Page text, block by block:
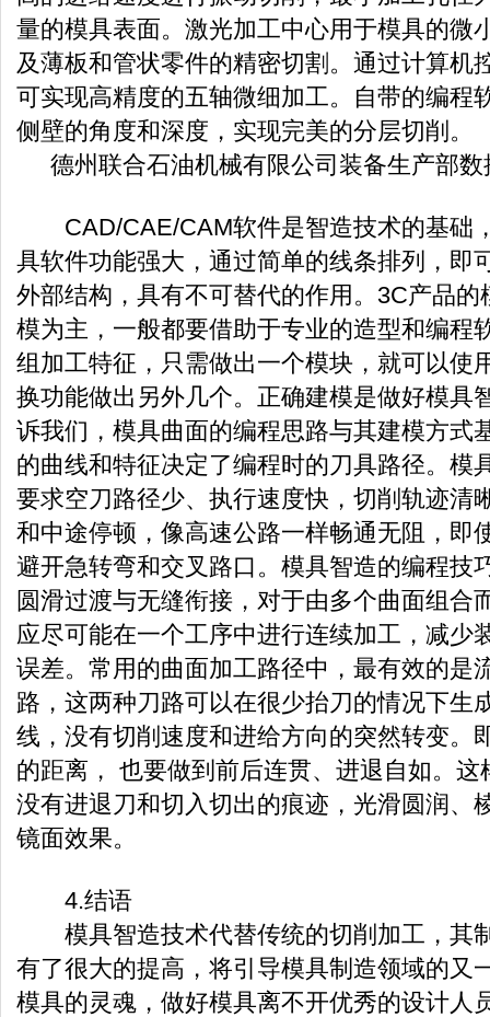
量的模具表面。激光加工中心用于模具的微
及薄板和管状零件的精密切割。通过计算机
可实现高精度的五轴微细加工。自带的编程
侧壁的角度和深度，实现完美的分层切削。
德州联合石油机械有限公司装备生产部
CAD/CAE/CAM软件是智造技术的基础
具软件功能强大，通过简单的线条排列，即
外部结构，具有不可替代的作用。3C产品的
模为主，一般都要借助于专业的造型和编程
组加工特征，只需做出一个模块，就可以使
换功能做出另外几个。正确建模是做好模具
诉我们，模具曲面的编程思路与其建模方式
的曲线和特征决定了编程时的刀具路径。模
要求空刀路径少、执行速度快，切削轨迹清
和中途停顿，像高速公路一样畅通无阻，即
避开急转弯和交叉路口。模具智造的编程技
圆滑过渡与无缝衔接，对于由多个曲面组合
应尽可能在一个工序中进行连续加工，减少
误差。常用的曲面加工路径中，最有效的是
路，这两种刀路可以在很少抬刀的情况下生
线，没有切削速度和进给方向的突然转变。
的距离， 也要做到前后连贯、进退自如。
没有进退刀和切入切出的痕迹，光滑圆润、
镜面效果。
4.结语
模具智造技术代替传统的切削加工，其
有了很大的提高，将引导模具制造领域的又
模具的灵魂，做好模具离不开优秀的设计人